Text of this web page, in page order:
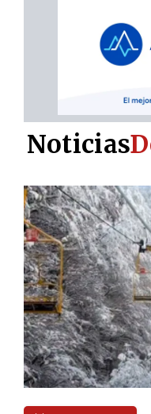
Noticias